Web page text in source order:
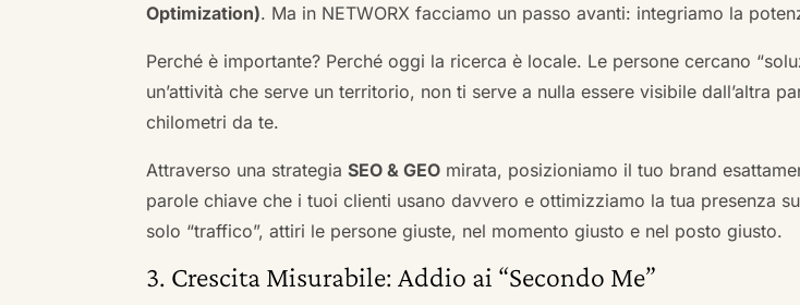
Optimization). Ma in NETWORX facciamo un passo avanti: integriamo la
Perché è importante? Perché oggi la ricerca è locale. Le persone cercano
un’attività che serve un territorio, non ti serve a nulla essere visibile dall’altra
chilometri da te.
Attraverso una strategiaSEO & GEO mirata, posizioniamo il tuo brand
parole chiave che i tuoi clienti usano davvero e ottimizziamo la tua presenza
solo “traffico”, attiri le persone giuste, nel momento giusto e nel posto giusto.
3. Crescita Misurabile: Addio ai “Secondo Me”